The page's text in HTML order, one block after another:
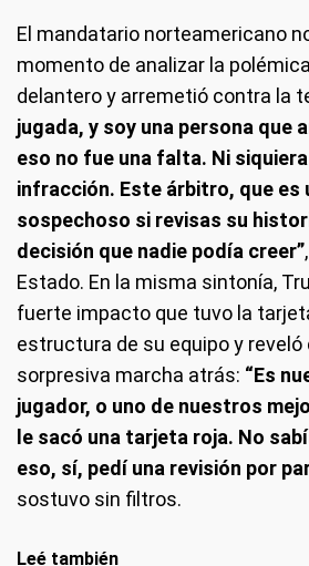
El mandatario norteamericano
momento de analizar la
delantero y arremetió contra la
jugada, y soy una persona que
eso no fue una falta. Ni
infracción. Este árbitro, que es
sospechoso si revisas su
decisión que nadie podía creer”
Estado. En la misma sintonía,
fuerte impacto que tuvo la
estructura de su equipo y
sorpresiva marcha atrás: “Es
jugador, o uno de nuestros
le sacó una tarjeta roja. No
eso, sí, pedí una revisión por
sostuvo sin filtros.
Leé también